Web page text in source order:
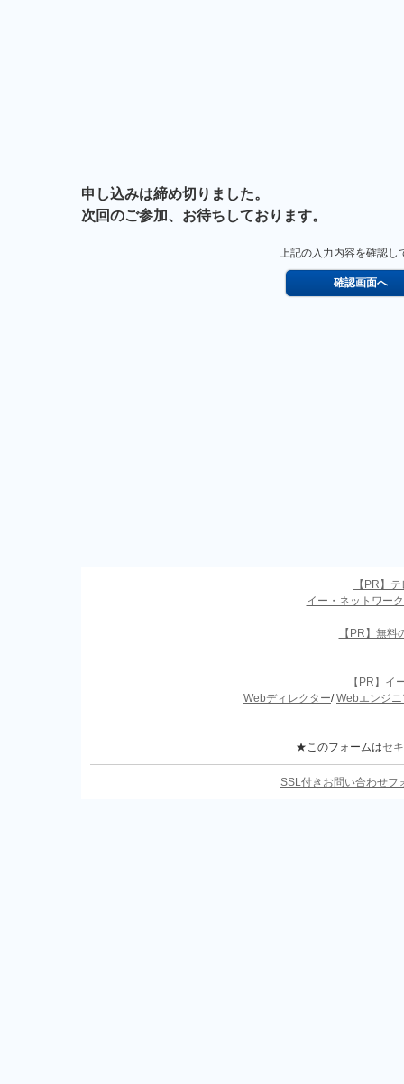
申し込みは締め切りました。
次回のご参加、お待ちしております。
上記の入力内容を確認し
【PR】
イー・ネットワー
【PR】無
【PR】イ
Webディレクター/Webエンジ
★このフォームはセ
SSL付きお問い合わせフ